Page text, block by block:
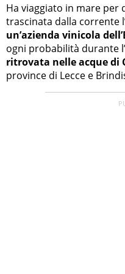
Ha viaggiato in mare per
trascinata dalla corrente
un’azienda vinicola
ogni probabilità durante l’
ritrovata nelle acque di
province di Lecce e